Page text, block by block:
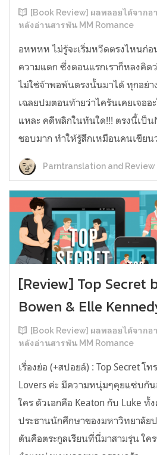
[Book Review] ผลพลอยได้จากอ
หลังอ่านสารพัน MM Romance
อหหหห ไม่รู้จะเริ่มหวีดตรงไหนก่อ
ความแตก ซึ่งตอนแรกเราก็หลงคิ
ไม่ใช่จ้าพอพ้นตรงนั้นมาได้ ทุกอย่า
เฉลยปมตอนท้ายว่าไครันเคยเจออ
แหละ คดีพลิกในทันใด!!! ตรงนี้เป็น
ชอบมาก ทำให้รู้สึกเหมือนคนเขียน
Parntranslation and Review
[Review] Top Secret
Bowen & Elle
[Book Review] ผลพลอยได้จากอ
หลังอ่านสารพัน MM Romance
เรื่องย่อ (+สปอยล์) : Top Secret โ
Lovers ค่ะ มีความหนุ่มๆคุยแซ่บกั
ใคร ตัวเอกคือ Keaton กับ Luke
ประธานนักศึกษาของมหาวิทยาลัย
ตันคือตระกูลเรียนที่นี่มาสามรุ่น ใค